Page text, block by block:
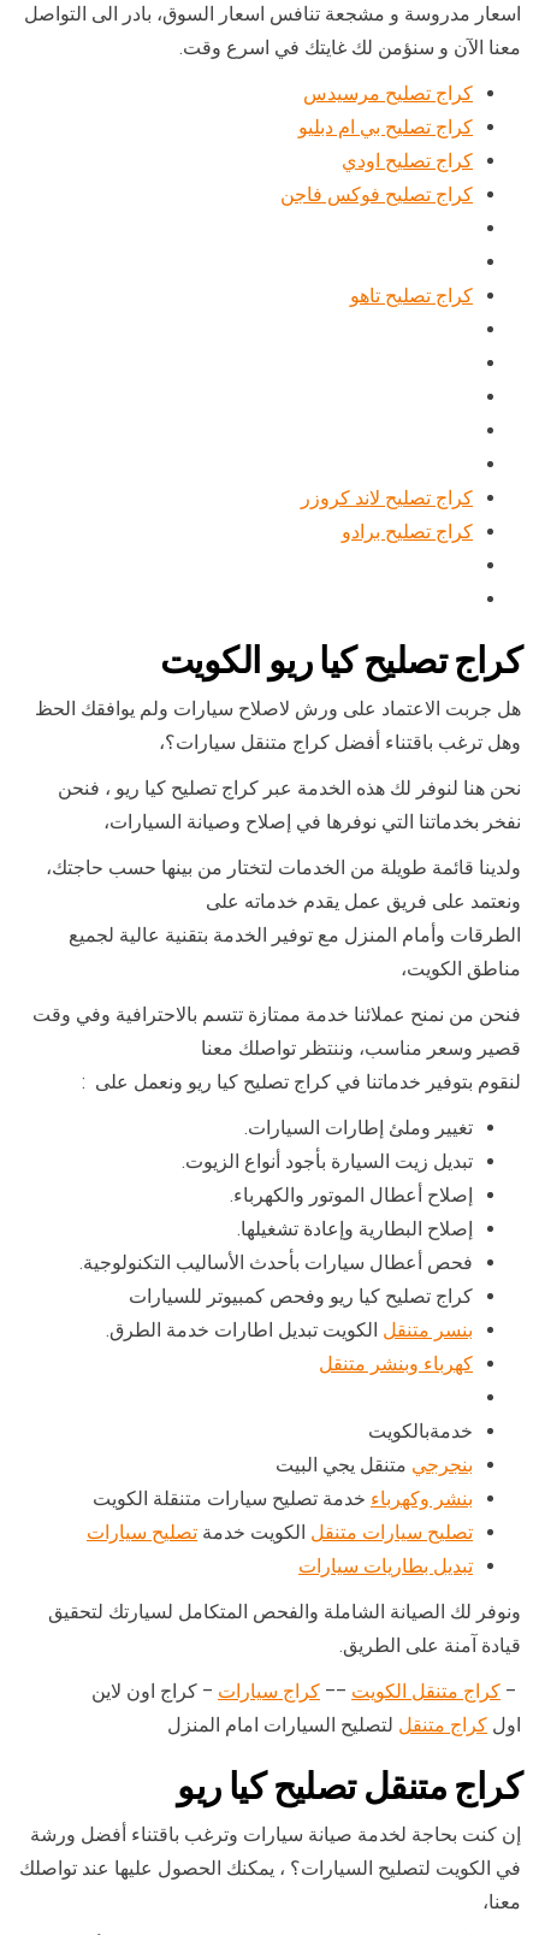
اسعار مدروسة و مشجعة تنافس اسعار السوق، بادر الى التواصل
معنا الآن و سنؤمن لك غايتك في اسرع وقت.
كراج تصليح مرسيدس
كراج تصليح بي ام دبليو
كراج تصليح اودي
كراج تصليح فوكس فاجن
كراج تصليح تاهو
كراج تصليح لاند كروزر
كراج تصليح برادو
كراج تصليح كيا ريو الكويت
هل جربت الاعتماد على ورش لاصلاح سيارات ولم يوافقك الحظ
وهل ترغب باقتناء أفضل كراج متنقل سيارات؟،
نحن هنا لنوفر لك هذه الخدمة عبر كراج تصليح كيا ريو ، فنحن
نفخر بخدماتنا التي نوفرها في إصلاح وصيانة السيارات،
ولدينا قائمة طويلة من الخدمات لتختار من بينها حسب حاجتك،
ونعتمد على فريق عمل يقدم خدماته على
الطرقات وأمام المنزل مع توفير الخدمة بتقنية عالية لجميع
مناطق الكويت،
فنحن من نمنح عملائنا خدمة ممتازة تتسم بالاحترافية وفي وقت
قصير وسعر مناسب، وننتظر تواصلك معنا
لنقوم بتوفير خدماتنا في كراج تصليح كيا ريو ونعمل على :
تغيير وملئ إطارات السيارات.
تبديل زيت السيارة بأجود أنواع الزيوت.
إصلاح أعطال الموتور والكهرباء.
إصلاح البطارية وإعادة تشغيلها.
فحص أعطال سيارات بأحدث الأساليب التكنولوجية.
كراج تصليح كيا ريو وفحص كمبيوتر للسيارات
بنسر متنقل الكويت تبديل اطارات خدمة الطرق.
كهرباء وبنشر متنقل
خدمةبالكويت
بنجرجي متنقل يجي البيت
بنشر وكهرباء خدمة تصليح سيارات متنقلة الكويت
تصليح سيارات متنقل الكويت خدمة تصليح سيارات
تبديل بطاريات سيارات
ونوفر لك الصيانة الشاملة والفحص المتكامل لسيارتك لتحقيق
قيادة آمنة على الطريق.
– كراج متنقل الكويت –– كراج سيارات – كراج اون لاين
اول كراج متنقل لتصليح السيارات امام المنزل
كراج متنقل تصليح كيا ريو
إن كنت بحاجة لخدمة صيانة سيارات وترغب باقتناء أفضل ورشة
في الكويت لتصليح السيارات؟ ، يمكنك الحصول عليها عند تواصلك
معنا،